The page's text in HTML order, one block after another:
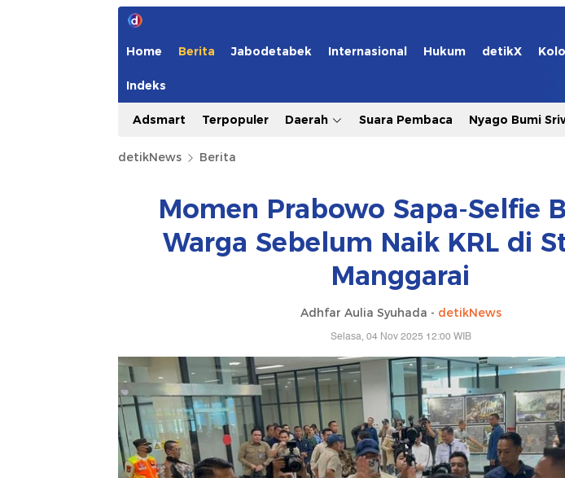
Home Berita Jabodetabek Internasional Hukum detikX
Indeks
Adsmart Terpopuler Daerah Suara Pembaca Nyago Bumi
detikNews Berita
Momen Prabowo Sapa-Selfie
Warga Sebelum Naik KRL di
Manggarai
Adhfar Aulia Syuhada - detikNews
Selasa, 04 Nov 2025 12:00 WIB